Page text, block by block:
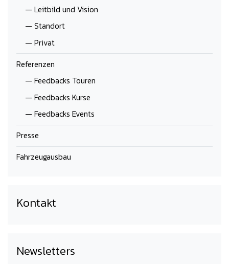
— Leitbild und Vision
— Standort
— Privat
Referenzen
— Feedbacks Touren
— Feedbacks Kurse
— Feedbacks Events
Presse
Fahrzeugausbau
Kontakt
Newsletters